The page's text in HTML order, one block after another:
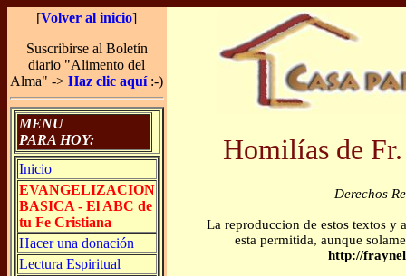
[Volver al inicio]
Suscribirse al Boletín
diario "Alimento del
Alma" ->Haz clic aquí:-)
MENU
PARA HOY:
Inicio
EVANGELIZACION
BASICA - El ABC de
tu Fe Cristiana
Hacer una donación
Lectura Espiritual
Homilías de
Derechos
La reproduccion de estos textos y
esta permitida, aunque
http://